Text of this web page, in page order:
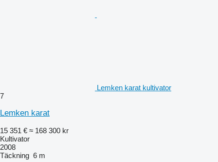
Lemken karat kultivator
7
Lemken karat
15 351 € ≈ 168 300 kr
Kultivator
2008
Täckning 6 m